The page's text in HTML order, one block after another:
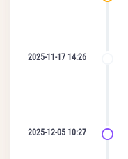
2025-11-17 14:26
2025-12-05 10:27